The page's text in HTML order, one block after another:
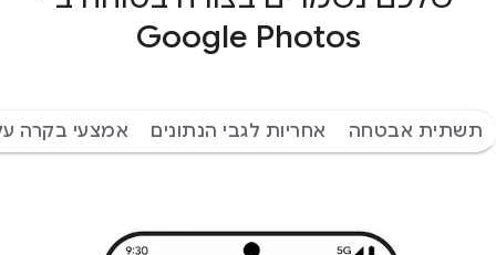
Google Photos
תשתית אבטחה אחריות לגבי הנתונים אמצעי בקרה